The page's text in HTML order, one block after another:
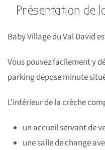
Présentation de
Baby Village du Val David
Vous pouvez facilement y
parking dépose minute
L'intérieur de la crèche
un accueil servant de
une salle de change